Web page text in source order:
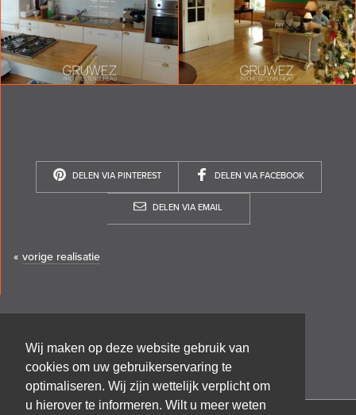
Wij maken op deze website gebruik van
cookies om uw gebruikerservaring te
optimaliseren. Wij zijn wettelijk verplicht om
u hierover te informeren. Wilt u meer weten
DELEN VIA PINTEREST DELEN VIA FACEBOOK
DELEN VIA EMAIL
« vorige realisatie